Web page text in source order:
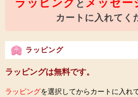
ラッピングと メッセー
カートに入れてく
ラッピング
ラッピングは無料です。
ラッピングを選択してからカートに入れ